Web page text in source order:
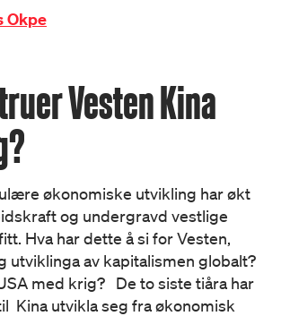
Okpe
Vesten Kina
økonomiske utvikling har økt
og undergravd vestlige
Hva har dette å si for Vesten,
utviklinga av kapitalismen globalt?
med krig? De to siste tiåra har
Kina utvikla seg fra økonomisk